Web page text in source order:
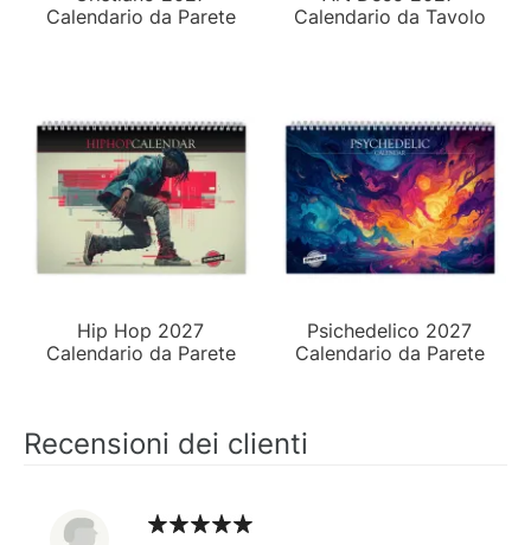
Calendario da Parete
Calendario da Tavolo
Hip Hop 2027
Calendario da Parete
Psichedelico 2027
Calendario da Parete
Recensioni dei clienti